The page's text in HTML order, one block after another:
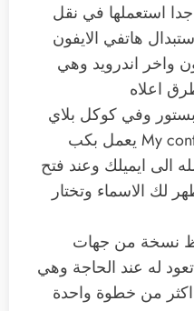
استعملها في نقل
هاتفي الايفون
واخر اندرويد وهي
اعلاه
وفي كوكل بلاي
يدعى My contacts backup يعمل بكب
الى ايميلك وعند فتح
لك الاسماء وتختار
نسخة من جهات
له عند الحاجة وهي
اكثر من خطوة واحدة